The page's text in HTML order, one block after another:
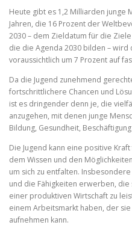
Heute gibt es 1,2 Milliarden junge
Jahren, die 16 Prozent der
2030 – dem Zieldatum für die Ziele
die die Agenda 2030 bilden – wird
voraussichtlich um 7 Prozent auf
Da die Jugend zunehmend
fortschrittlichere Chancen und
ist es dringender denn je, die
anzugehen, mit denen junge
Bildung, Gesundheit,
Die Jugend kann eine positive
dem Wissen und den
um sich zu entfalten.
und die Fähigkeiten erwerben,
einer produktiven Wirtschaft zu
einem Arbeitsmarkt haben, der
aufnehmen kann.